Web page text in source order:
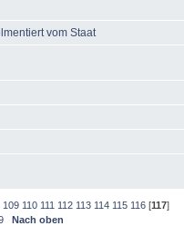
vom Staat
109 110 111 112 113 114 115 116 [117]
Nach oben